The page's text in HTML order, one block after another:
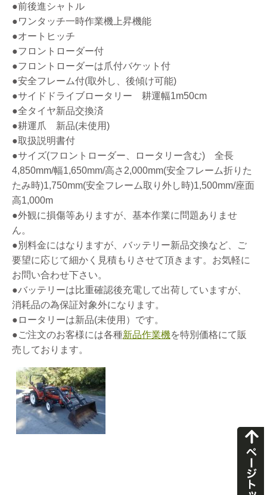
●前後進シャトル
●ワンタッチ一時作業機上昇機能
●オートヒッチ
●フロントローダー付
●フロントローダーは爪付バケット付
●安全フレーム付(取外し、後傾け可能)
●サイドドライブロータリー 耕運幅1m50cm
●全タイヤ新品交換済
●耕運爪 新品(未使用)
●取扱説明書付
●サイズ(フロントローダー、ロータリー含む) 全長
4,850mm/幅1,650mm/高さ2,000mm(安全フレーム折りた
たみ時)1,750mm(安全フレーム取り外し時)1,500mm/座面
高1,000m
●外観に損傷等ありますが、基本作業に問題ありませ
ん。
●別料金にはなりますが、バッテリー新品交換など、ご
要望に応じて細かく見積もりさせて頂きます。お気軽に
お問い合わせ下さい。
●バッテリーは比重確認後充電して出荷していますが、
消耗品の為保証対象外になります。
●ロータリーは新品(未使用）です。
●ご注文のお客様には各種新品作業機を特別価格にて販
売しております。